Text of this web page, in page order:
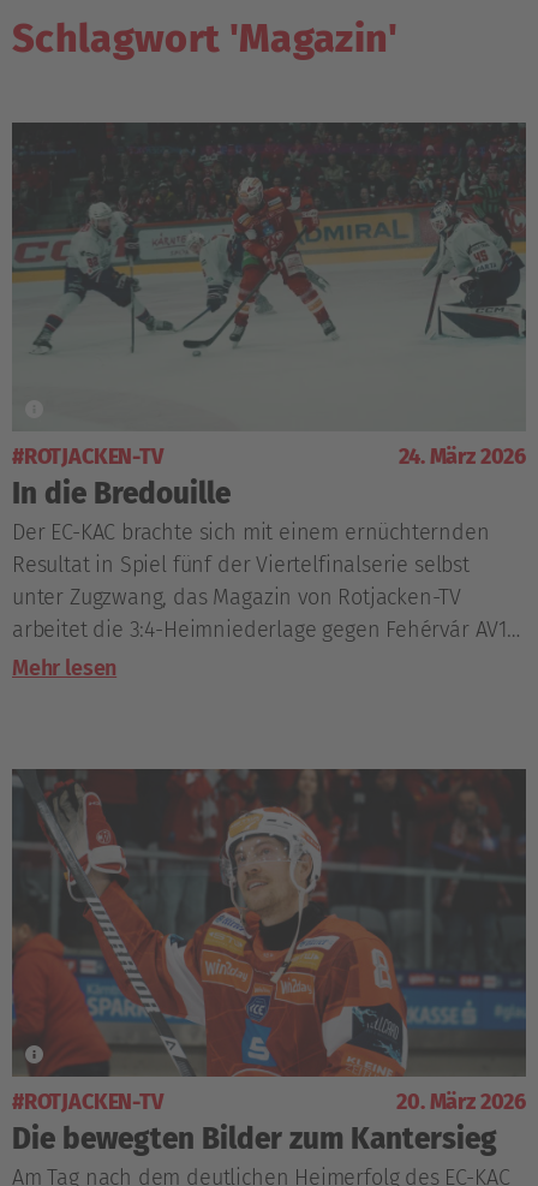
Schlagwort 'Magazin'
#ROTJACKEN-TV 24. März 2026
In die Bredouille
Der EC-KAC brachte sich mit einem ernüchternden
Resultat in Spiel fünf der Viertelfinalserie selbst
unter Zugzwang, das Magazin von Rotjacken-TV
arbeitet die 3:4-Heimniederlage gegen Fehérvár AV19
noch einmal auf.
Mehr lesen
#ROTJACKEN-TV 20. März 2026
Die bewegten Bilder zum Kantersieg
Am Tag nach dem deutlichen Heimerfolg des EC-KAC